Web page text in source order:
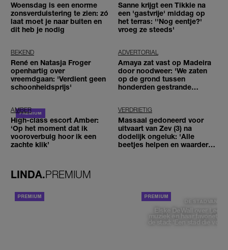
Woensdag is een enorme
zonsverduistering te zien: zó
laat moet je naar buiten en
dit heb je nodig
Sanne krijgt een Tikkie na
een 'gastvrije' middag op
het terras: ''Nog eentje?'
vroeg ze steeds'
BEKEND
René en Natasja Froger
openhartig over
vreemdgaan: 'Verdient geen
schoonheidsprijs'
ADVERTORIAL
Amaya zat vast op Madeira
door noodweer: 'We zaten
op de grond tussen
honderden gestrande
AMBER
High-class escort Amber:
‘Op het moment dat ik
vooroverbuig hoor ik een
zachte klik’
VERDRIETIG
Massaal gedoneerd voor
uitvaart van Zev (3) na
dodelijk ongeluk: 'Alle
beetjes helpen en waarderen
LINDA.PREMIUM
DE STAD VAN
Elske DeWall over
muziek en haar favoriete
de stad: 'Een stad die